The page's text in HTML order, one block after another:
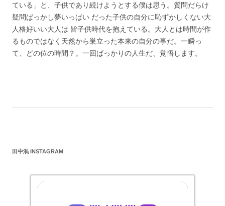
ている」と、子供であり続けようとする僕は思う。質問だらけ
疑問ばっかし夢いっぱい だった子供の自分に恥ずかしくない大
人格好いい大人は 皆子供時代を抱えている。大人とは時間が作
るものではなく天然から巣立った本来の自分の事だ。一瞬っ
て、どの位の時間？。一回ばっかりの人生だ、覚悟します。
田中泯 INSTAGRAM